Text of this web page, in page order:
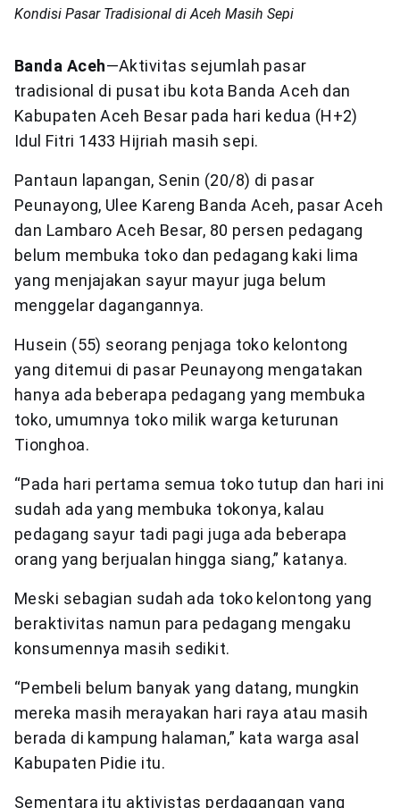
Kondisi Pasar Tradisional di Aceh Masih Sepi
Banda Aceh—Aktivitas sejumlah pasar
tradisional di pusat ibu kota Banda Aceh dan
Kabupaten Aceh Besar pada hari kedua (H+2)
Idul Fitri 1433 Hijriah masih sepi.
Pantaun lapangan, Senin (20/8) di pasar
Peunayong, Ulee Kareng Banda Aceh, pasar Aceh
dan Lambaro Aceh Besar, 80 persen pedagang
belum membuka toko dan pedagang kaki lima
yang menjajakan sayur mayur juga belum
menggelar dagangannya.
Husein (55) seorang penjaga toko kelontong
yang ditemui di pasar Peunayong mengatakan
hanya ada beberapa pedagang yang membuka
toko, umumnya toko milik warga keturunan
Tionghoa.
“Pada hari pertama semua toko tutup dan hari ini
sudah ada yang membuka tokonya, kalau
pedagang sayur tadi pagi juga ada beberapa
orang yang berjualan hingga siang,” katanya.
Meski sebagian sudah ada toko kelontong yang
beraktivitas namun para pedagang mengaku
konsumennya masih sedikit.
“Pembeli belum banyak yang datang, mungkin
mereka masih merayakan hari raya atau masih
berada di kampung halaman,” kata warga asal
Kabupaten Pidie itu.
Sementara itu aktivistas perdagangan yang